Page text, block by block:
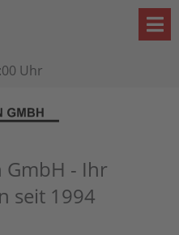
Uhr
- Ihr
seit 1994